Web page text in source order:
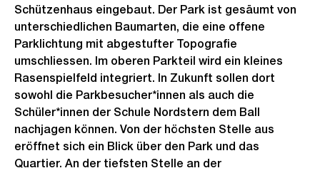
Schützenhaus eingebaut. Der Park ist gesäumt von
unterschiedlichen Baumarten, die eine offene
Parklichtung mit abgestufter Topografie
umschliessen. Im oberen Parkteil wird ein kleines
Rasenspielfeld integriert. In Zukunft sollen dort
sowohl die Parkbesucher*innen als auch die
Schüler*innen der Schule Nordstern dem Ball
nachjagen können. Von der höchsten Stelle aus
eröffnet sich ein Blick über den Park und das
Quartier. An der tiefsten Stelle an der